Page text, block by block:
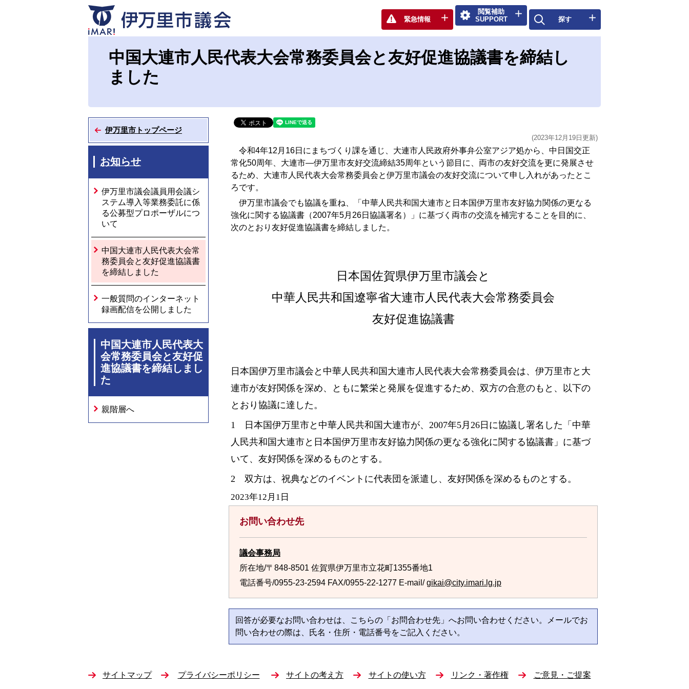
緊急情報
閲覧補助
SUPPORT
探す
市議会ホーム お知らせ 中国大連市人民代表大会常務委員会と友好促進協議書を締結しました
中国大連市人民代表大会常務委員会と友好促進協議書を締結し
ました
伊万里市トップページ
お知らせ
伊万里市議会議員用会議シ
ステム導入等業務委託に係
る公募型プロポーザルにつ
いて
中国大連市人民代表大会常
務委員会と友好促進協議書
を締結しました
一般質問のインターネット
録画配信を公開しました
中国大連市人民代表大
会常務委員会と友好促
進協議書を締結しまし
た
親階層へ
(2023年12月19日更新)
令和4年12月16日にまちづくり課を通じ、大連市人民政府外事弁公室アジア処から、中日国交正
常化50周年、大連市―伊万里市友好交流締結35周年という節目に、両市の友好交流を更に発展させ
るため、大連市人民代表大会常務委員会と伊万里市議会の友好交流について申し入れがあったとこ
ろです。
伊万里市議会でも協議を重ね、
「中華人民共和国大連市と日本国伊万里市友好協力関係の更なる
強化に関する協議書（2007年5月26日協議署名）」に基づく両市の交流を補完することを目的に、
次のとおり 友好促進協議書を締結しました。
日本国佐賀県伊万里市議会と
中華人民共和国遼寧省大連市人民代表大会常務委員会
友好促進協議書
日本国伊万里市議会と中華人民共和国大連市人民代表大会常務委員会は、伊万里市と大
連市が友好関係を深め、ともに繁栄と発展を促進するため、双方の合意のもと、以下の
とおり協議に達した。
1 日本国伊万里市と中華人民共和国大連市が、2007年5月26日に協議し署名した「中華
人民共和国大連市と日本国伊万里市友好協力関係の更なる強化に関する協議書」に基づ
いて、友好関係を深めるものとする。
2 双方は、祝典などのイベントに代表団を派遣し、友好関係を深めるものとする。
2023年12月1日
お問い合わせ先
議会事務局
所在地/〒848-8501 佐賀県伊万里市立花町1355番地1
電話番号/0955-23-2594 FAX/0955-22-1277 E-mail/gikai@city.imari.lg.jp
回答が必要なお問い合わせは、こちらの「お問合わせ先」へお問い合わせください。メールでお
問い合わせの際は、氏名・住所・電話番号をご記入ください。
サイトマップ プライバシーポリシー サイトの考え方 サイトの使い方 リンク・著作権 ご意見・ご提案